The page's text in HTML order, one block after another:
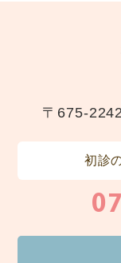
〒675-
初診